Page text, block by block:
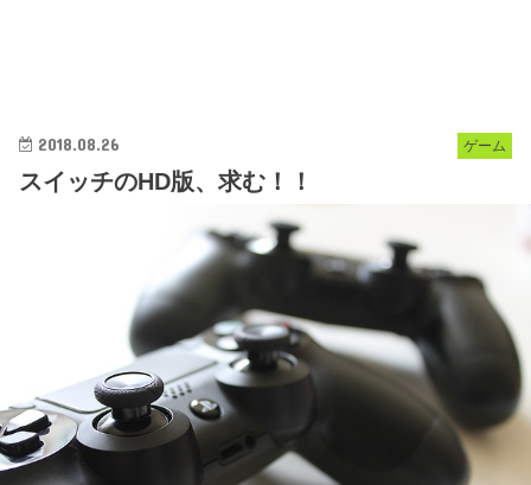
ゲーム
2018.08.26
スイッチのHD版、求む！！